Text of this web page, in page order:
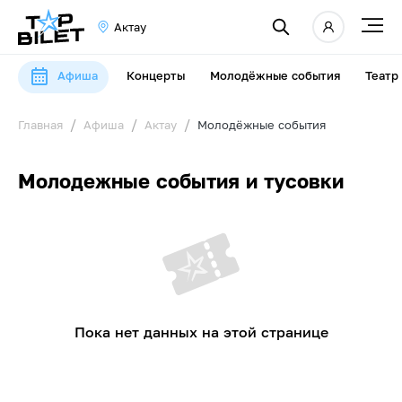
Актау
Афиша Концерты Молодёжные события Театр
Главная Афиша Актау Молодёжные события
Молодежные события и тусовки
Пока нет данных на этой странице